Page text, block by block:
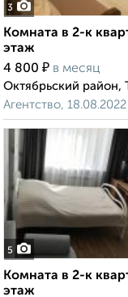
3
Комната в 2-к
этаж
4 800 ₽ в месяц
Октябрьский район,
Агентство, 18.08.2022
5
Комната в 2-к
этаж